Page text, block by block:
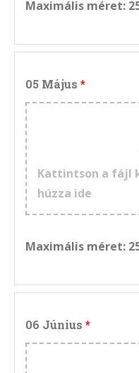
Maximális méret:
05 Május
Kattintson a fájl
húzza ide
Maximális méret:
06 Június